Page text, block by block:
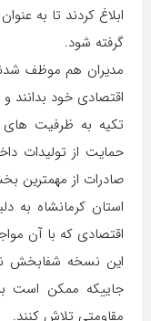
ابلاغ کردند تا به
گرفته شود.
مدیران هم موظف
اقتصادی خود
تکیه به ظرفیت
حمایت از تولیدات
صادرات از مهمترین
استان کرمانشاه به
اقتصادی که با آن
این نسخه شفابخش
مقاومتی تلاش کنند.